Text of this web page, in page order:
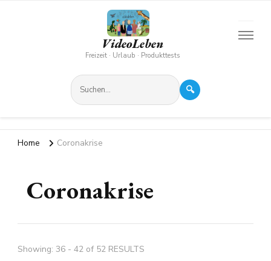
VideoLeben
Freizeit · Urlaub · Produkttests
🔍
Home Coronakrise
Coronakrise
Showing: 36 - 42 of 52 RESULTS